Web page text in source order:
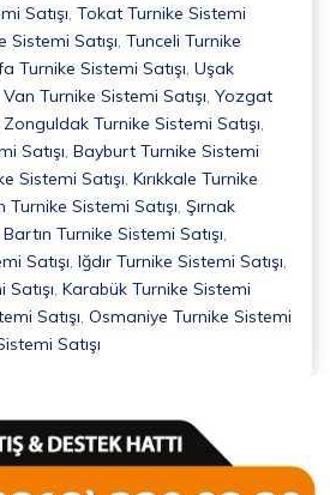
Satışı, Tokat Turnike Sistemi
Satışı, Tunceli Turnike
Turnike Sistemi Satışı, Uşak
Van Turnike Sistemi Satışı, Yozgat
Zonguldak Turnike Sistemi Satışı,
Satışı, Bayburt Turnike Sistemi
Sistemi Satışı, Kırıkkale Turnike
Sistemi Satışı, Şırnak
Bartın Turnike Sistemi Satışı,
Satışı, Iğdır Turnike Sistemi Satışı,
, Karabük Turnike Sistemi
Satışı, Osmaniye Turnike Sistemi
Satışı